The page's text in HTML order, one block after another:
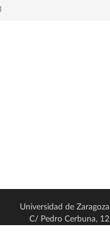
Universidad de Zaragoza
C/ Pedro Cerbuna, 12